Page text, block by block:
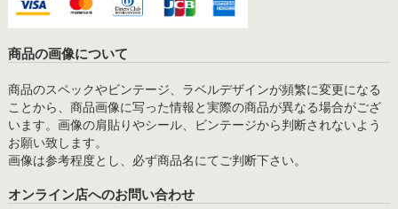
商品の画像について
商品のスペックやビンテージ、ラベルデザインが頻繁に変更になる
ことから、商品画像に写った情報と実際の商品が異なる場合がござ
います。画像の肩貼りやシール、ビンテージから判断されないよう
お願い致します。
画像は参考程度とし、必ず商品名にてご判断下さい。
オンライン店へのお問い合わせ